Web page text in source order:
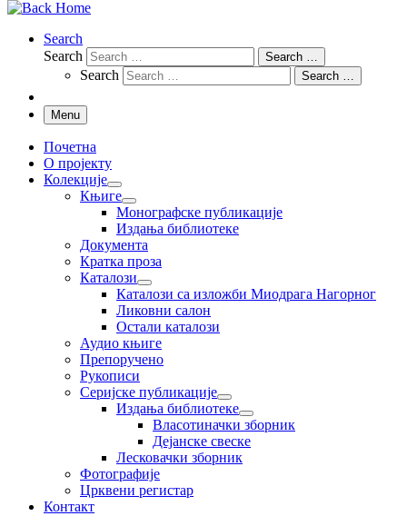
Search
Search
Search …
Search Search …
Menu
Почетна
О пројекту
Колекције
Књиге
Монографске публикације
Издања библиотеке
Документа
Кратка проза
Каталози
Каталози са изложби Миодрага Нагорног
Ликовни салон
Остали каталози
Аудио књиге
Препоручено
Рукописи
Серијске публикације
Издања библиотеке
Власотиначки зборник
Дејанске свеске
Лесковачки зборник
Фотографије
Црквени регистар
Контакт